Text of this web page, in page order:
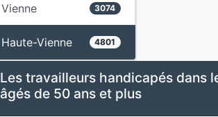
Vienne 3074
Haute-Vienne 4801
Les travailleurs handicapés dans
âgés de 50 ans et plus